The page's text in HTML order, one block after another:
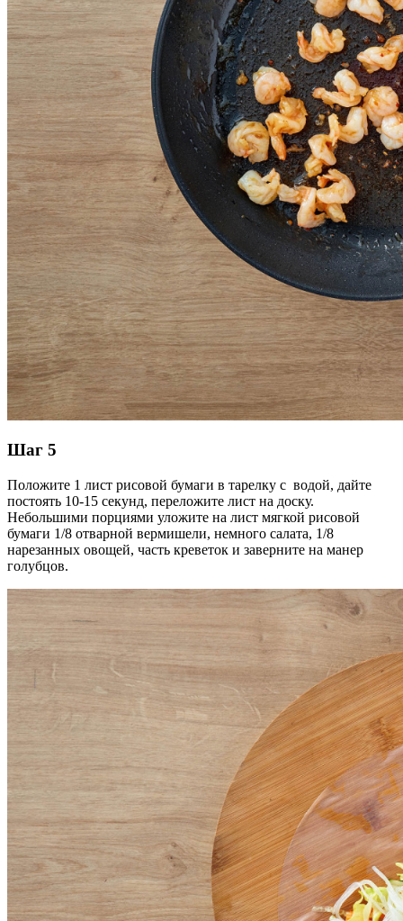
Шаг 5
Положите 1 лист рисовой бумаги в тарелку с водой, дайте
постоять 10-15 секунд, переложите лист на доску.
Небольшими порциями уложите на лист мягкой рисовой
бумаги 1/8 отварной вермишели, немного салата, 1/8
нарезанных овощей, часть креветок и заверните на манер
голубцов.